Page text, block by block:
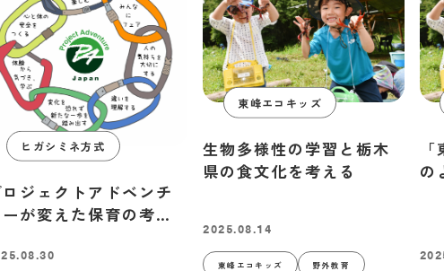
ヒガシミネ方式
ジェクトアドベンチ
が変えた保育の考え
東峰エコキッズ
生物多様性の学習と栃木
県の食文化を考える
2025.08.14
東峰エコキッズ 野外教育
の